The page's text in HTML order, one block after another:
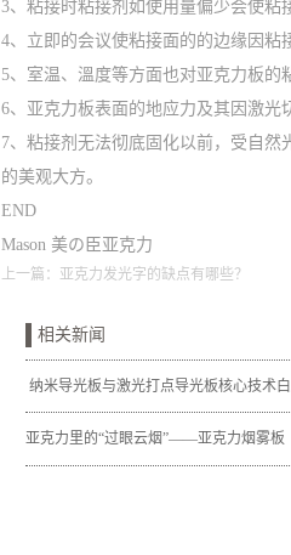
3、粘接时粘接剂如使用量偏少会使粘
4、立即的会议使粘接面的的边缘因粘
5、室温、溫度等方面也对亚克力板的
6、亚克力板表面的地应力及其因激光
7、粘接剂无法彻底固化以前，受自
的美观大方。
END
Mason 美の臣亚克力
上一篇： 亚克力发光字的缺点有哪些？
相关新闻
纳米导光板与激光打点导光板核心技术
书
亚克力里的“过眼云烟”——亚克力烟雾板